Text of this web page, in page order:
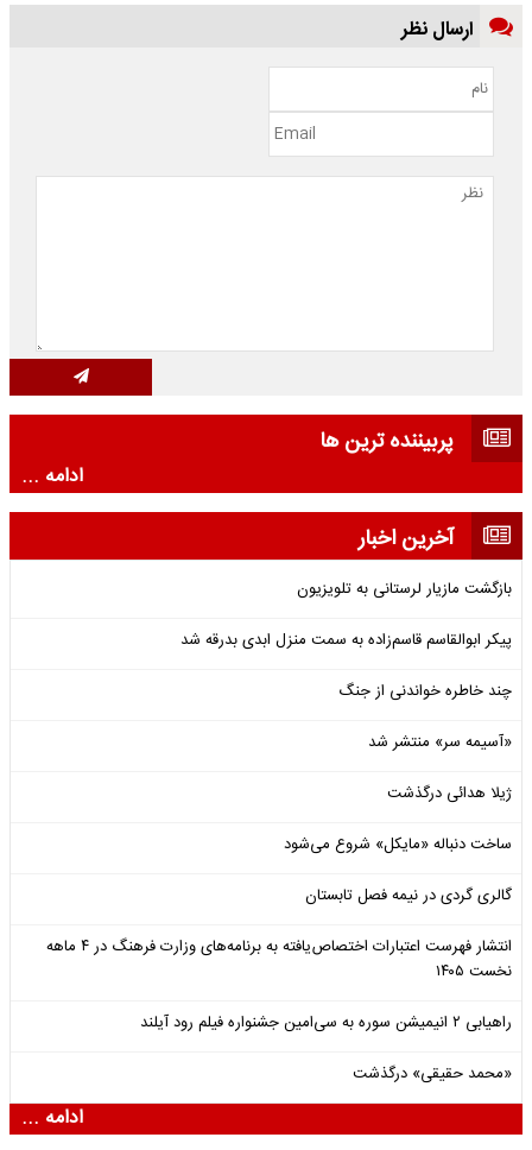
ارسال نظر
پربیننده ترین ها
ادامه ...
آخرین اخبار
بازگشت مازیار لرستانی به تلویزیون
پیکر ابوالقاسم قاسم‌زاده به سمت منزل ابدی بدرقه شد
چند خاطره خواندنی از جنگ
«آسیمه سر» منتشر شد
ژیلا هدائی درگذشت
ساخت دنباله «مایکل» شروع می‌شود
گالری گردی در نیمه فصل تابستان
انتشار فهرست اعتبارات اختصاص‌یافته به برنامه‌های وزارت فرهنگ در ۴ ماهه
نخست ۱۴۰۵
راهیابی ۲ انیمیشن سوره به سی‌امین جشنواره فیلم رود آیلند
«محمد حقیقی» درگذشت
ادامه ...